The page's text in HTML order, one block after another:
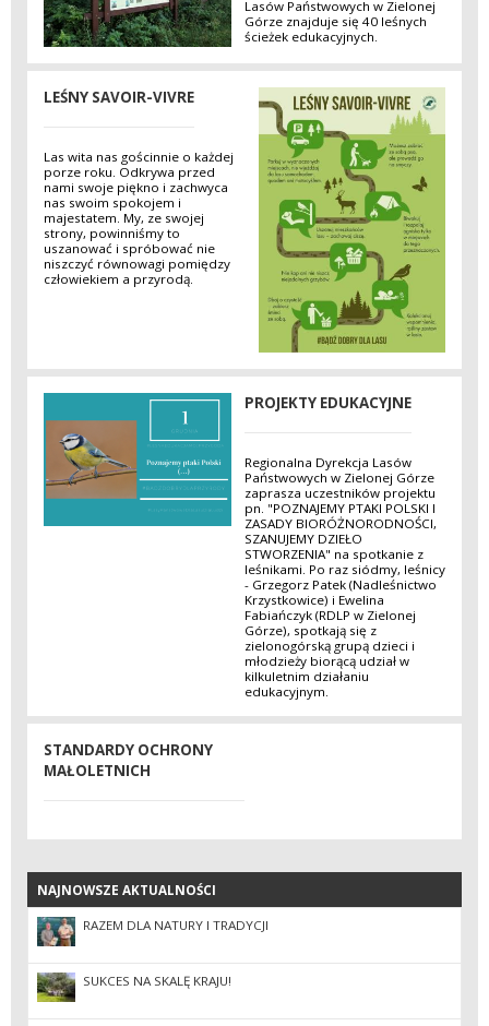
Lasów Państwowych w Zielonej
Górze znajduje się 40 leśnych
ścieżek edukacyjnych.
LEŚNY SAVOIR-VIVRE
Las wita nas gościnnie o każdej
porze roku. Odkrywa przed
nami swoje piękno i zachwyca
nas swoim spokojem i
majestatem. My, ze swojej
strony, powinniśmy to
uszanować i spróbować nie
niszczyć równowagi pomiędzy
człowiekiem a przyrodą.
PROJEKTY EDUKACYJNE
Regionalna Dyrekcja Lasów
Państwowych w Zielonej Górze
zaprasza uczestników projektu
pn. "POZNAJEMY PTAKI POLSKI I
ZASADY BIORÓŻNORODNOŚCI,
SZANUJEMY DZIEŁO
STWORZENIA" na spotkanie z
leśnikami. Po raz siódmy, leśnicy
- Grzegorz Patek (Nadleśnictwo
Krzystkowice) i Ewelina
Fabiańczyk (RDLP w Zielonej
Górze), spotkają się z
zielonogórską grupą dzieci i
młodzieży biorącą udział w
kilkuletnim działaniu
edukacyjnym.
STANDARDY OCHRONY
MAŁOLETNICH
NAJNOWSZE AKTUALNOŚCI
NAJNOWSZE AKTUALNOŚCI
RAZEM DLA NATURY I TRADYCJI
SUKCES NA SKALĘ KRAJU!